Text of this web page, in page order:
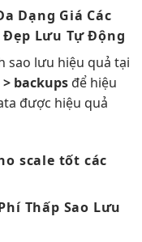
Dạng Giá Các
Đẹp Lưu Tự Động
sao lưu hiệu quả tại
> backups để hiệu
được hiệu quả
scale tốt các
Thấp Sao Lưu